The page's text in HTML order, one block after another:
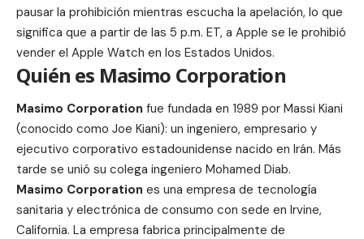
pausar la prohibición mientras escucha la apelación, lo que
significa que a partir de las 5 p.m. ET, a Apple se le prohibió
vender el Apple Watch en los Estados Unidos.
Quién es Masimo Corporation
Masimo Corporation fue fundada en 1989 por Massi Kiani
(conocido como Joe Kiani): un ingeniero, empresario y
ejecutivo corporativo estadounidense nacido en Irán. Más
tarde se unió su colega ingeniero Mohamed Diab.
Masimo Corporation es una empresa de tecnología
sanitaria y electrónica de consumo con sede en Irvine,
California. La empresa fabrica principalmente de